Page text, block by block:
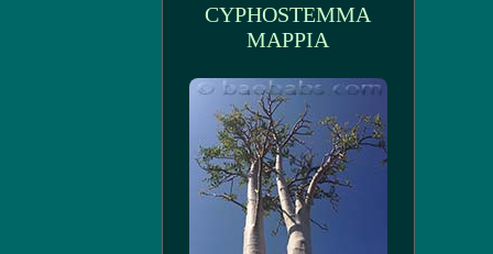
CYPHOSTEMMA
MAPPIA